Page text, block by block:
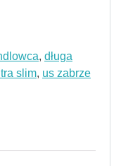
, długa
slim, us zabrze